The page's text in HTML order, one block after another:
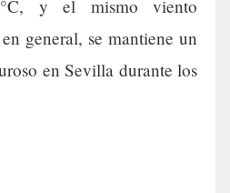
y el mismo viento
general, se mantiene un
en Sevilla durante los